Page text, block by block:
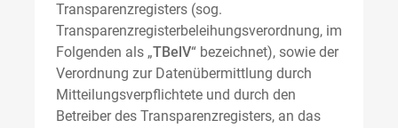
Transparenzregisters (sog.
Transparenzregisterbeleihungsverordnung, im
Folgenden als „TBelV“ bezeichnet), sowie der
Verordnung zur Datenübermittlung durch
Mitteilungsverpflichtete und durch den
Betreiber des Transparenzregisters, an das